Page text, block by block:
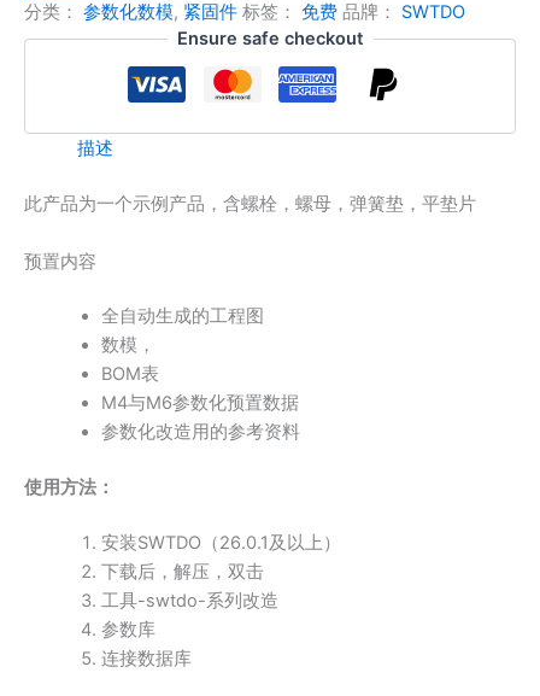
分类： 参数化数模, 紧固件 标签： 免费 品牌： SWTDO
Ensure safe checkout
描述
此产品为一个示例产品，含螺栓，螺母，弹簧垫，平垫片
预置内容
全自动生成的工程图
数模，
BOM表
M4与M6参数化预置数据
参数化改造用的参考资料
使用方法：
安装SWTDO（26.0.1及以上）
下载后，解压，双击
工具-swtdo-系列改造
参数库
连接数据库